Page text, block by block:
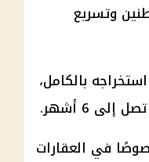
وتسريع
بالكامل،
6 أشهر.
في العقارات